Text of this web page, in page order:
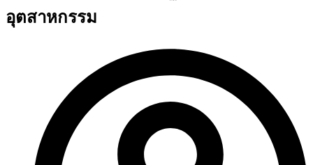
อุตสาหกรรม